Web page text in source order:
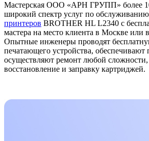
Мастерская ООО «АРН ГРУПП» более 10
широкий спектр услуг по
принтеров BROTHER HL L2340 с
мастера на место клиента в Москве или
Опытные инженеры проводят
печатающего устройства, обеспечивают
осуществляют ремонт любой сложности,
восстановление и заправку картриджей.